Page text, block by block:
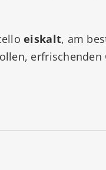
eiskalt, am
erfrischenden